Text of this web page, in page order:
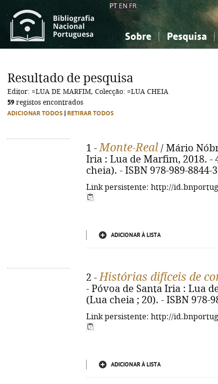
PT EN FR
Sobre Pesquisa
Ciências sociais...
Ciências sociais...
Resultado de pesquisa
Editor: =LUA DE MARFIM, Colecção: =LUA CHEIA
59 registos encontrados
ADICIONAR TODOS RETIRAR TODOS
1 -Monte-Real / Mário
Iria : Lua de Marfim, 2018. -
cheia). - ISBN 978-989-8844-
Link persistente: http://
ADICIONAR À LISTA
2 -Histórias difíceis de
- Póvoa de Santa Iria : Lua
(Lua cheia ; 20). - ISBN 978-
Link persistente: http://
ADICIONAR À LISTA